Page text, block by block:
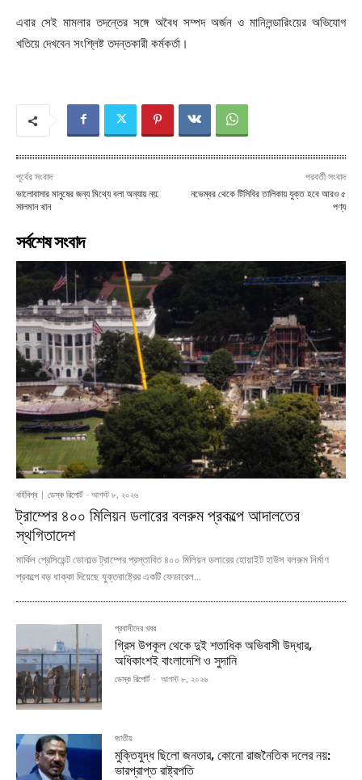
এবার সেই মামলার তদন্তের সঙ্গে অবৈধ সম্পদ অর্জন ও মানিলন্ডারিংয়ের অভিযোগ
খতিয়ে দেখবেন সংশ্লিষ্ট তদন্তকারী কর্মকর্তা।
পূর্বের সংবাদ
ভালোবাসার মানুষের জন্য মিথ্যে বলা অন্যায় নয়:
সালমান খান
পরবর্তী সংবাদ
নভেম্বর থেকে টিসিবির তালিকায় যুক্ত হবে আরও ৫
পণ্য
সর্বশেষ সংবাদ
বর্হিবিশ্ব ডেস্ক রিপোর্ট - আগস্ট ৮, ২০২৬
ট্রাম্পের ৪০০ মিলিয়ন ডলারের বলরুম প্রকল্পে আদালতের
স্থগিতাদেশ
মার্কিন প্রেসিডেন্ট ডোনাল্ড ট্রাম্পের প্রস্তাবিত ৪০০ মিলিয়ন ডলারের হোয়াইট হাউস বলরুম নির্মাণ
প্রকল্পে বড় ধাক্কা দিয়েছে যুক্তরাষ্ট্রের একটি ফেডারেল...
প্রবাসীদের খবর
গ্রিস উপকূল থেকে দুই শতাধিক অভিবাসী উদ্ধার,
অধিকাংশই বাংলাদেশি ও সুদানি
ডেস্ক রিপোর্ট - আগস্ট ৮, ২০২৬
জাতীয়
মুক্তিযুদ্ধ ছিলো জনতার, কোনো রাজনৈতিক দলের নয়:
ভারপ্রাপ্ত রাষ্ট্রপতি